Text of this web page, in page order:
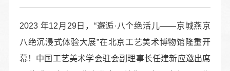
2023 年12月29日，“邂逅·八个绝活儿——京城燕京
八绝沉浸式体验大展”在北京工艺美术博物馆隆重开
幕！中国工艺美术学会驻会副理事长任建新应邀出席